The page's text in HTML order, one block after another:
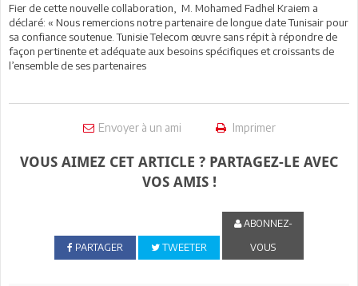
Fier de cette nouvelle collaboration, M. Mohamed Fadhel Kraiem a
déclaré: « Nous remercions notre partenaire de longue date Tunisair pour
sa confiance soutenue. Tunisie Telecom œuvre sans répit à répondre de
façon pertinente et adéquate aux besoins spécifiques et croissants de
l’ensemble de ses partenaires
Envoyer à un ami Imprimer
VOUS AIMEZ CET ARTICLE ? PARTAGEZ-LE AVEC
VOS AMIS !
PARTAGER TWEETER
ABONNEZ-
VOUS